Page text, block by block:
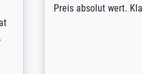
Ihnen gefunden. Bei